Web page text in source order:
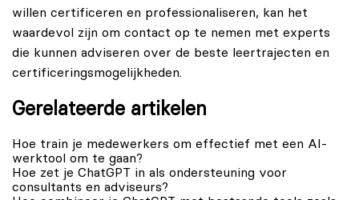
willen certificeren en professionaliseren, kan het
waardevol zijn om contact op te nemen met experts
die kunnen adviseren over de beste leertrajecten en
certificeringsmogelijkheden.
Gerelateerde artikelen
Hoe train je medewerkers om effectief met een AI-
werktool om te gaan?
Hoe zet je ChatGPT in als ondersteuning voor
consultants en adviseurs?